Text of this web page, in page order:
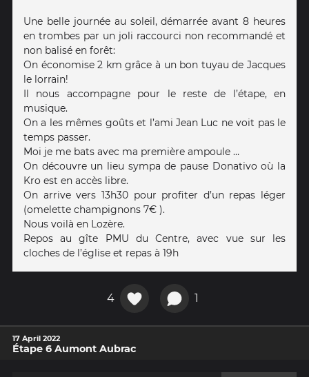
Une belle journée au soleil, démarrée avant 8 heures
en trombes par un joli raccourci non recommandé et
non balisé en forêt:
On économise 2 km grâce à un bon tuyau de Jacques
le lorrain!
Il nous accompagne pour le reste de l’étape, en
musique.
On a les mêmes goûts et l’ami Jean Luc ne voit pas le
temps passer.
Moi je me bats avec ma première ampoule …
On découvre un lieu sympa de pause Donativo où la
Kro est en accès libre.
On arrive vers 13h30 pour profiter d’un repas léger
(omelette champignons 7€ ).
Nous voilà en Lozère.
Repos au gîte PMU du Centre, avec vue sur les
cloches de l’église et repas à 19h
4 1
17 April 2022
Étape 6 Aumont Aubrac